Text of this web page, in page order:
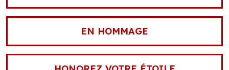
EN HOMMAGE